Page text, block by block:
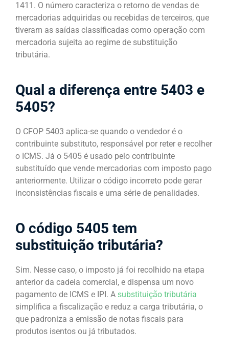
1411. O número caracteriza o retorno de vendas de
mercadorias adquiridas ou recebidas de terceiros, que
tiveram as saídas classificadas como operação com
mercadoria sujeita ao regime de substituição
tributária.
Qual a diferença entre 5403 e
5405?
O CFOP 5403 aplica-se quando o vendedor é o
contribuinte substituto, responsável por reter e recolher
o ICMS. Já o 5405 é usado pelo contribuinte
substituído que vende mercadorias com imposto pago
anteriormente. Utilizar o código incorreto pode gerar
inconsistências fiscais e uma série de penalidades.
O código 5405 tem
substituição tributária?
Sim. Nesse caso, o imposto já foi recolhido na etapa
anterior da cadeia comercial, e dispensa um novo
pagamento de ICMS e IPI. A substituição tributária
simplifica a fiscalização e reduz a carga tributária, o
que padroniza a emissão de notas fiscais para
produtos isentos ou já tributados.